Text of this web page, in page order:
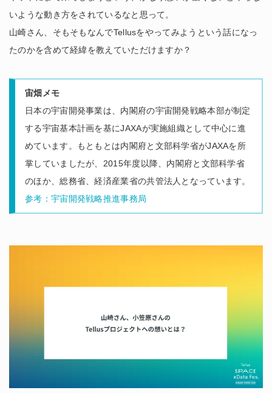
いような動き方をされているなと思って。
山崎さん、そもそもなんでTellusをやってみようという話になっ
たのかを含めて経緯を教えていただけますか？
宙畑メモ
日本の宇宙開発事業は、内閣府の宇宙開発戦略本部が制定
する宇宙基本計画を基にJAXAが実施組織として中心に進
めています。もともとは内閣府と文部科学省がJAXAを所
掌していましたが、2015年度以降、内閣府と文部科学省
のほか、総務省、経済産業省の共管法人となっています。
参考：宇宙開発戦略推進事務局